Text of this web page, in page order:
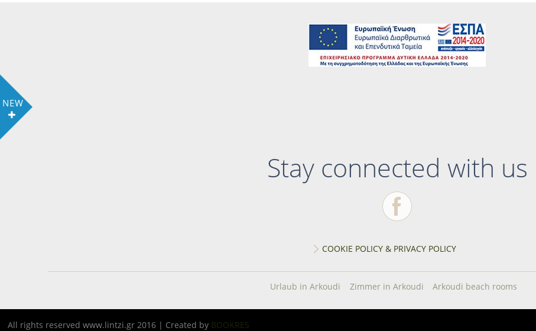
NEW
Stay connected with us
COOKIE POLICY & PRIVACY POLICY
Urlaub in Arkoudi Zimmer in Arkoudi Arkoudi beach rooms
All rights reserved www.lintzi.gr 2016 | Created by BOOKRES